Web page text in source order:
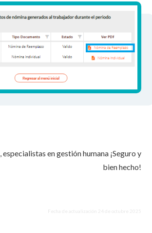
, especialistas en gestión humana ¡Seguro y
bien hecho!
Fecha de actualización 24 de octubre 2025